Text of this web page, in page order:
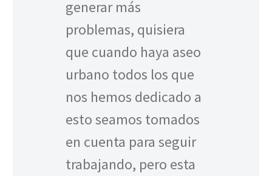
generar más
problemas, quisiera
que cuando haya aseo
urbano todos los que
nos hemos dedicado a
esto seamos tomados
en cuenta para seguir
trabajando, pero esta